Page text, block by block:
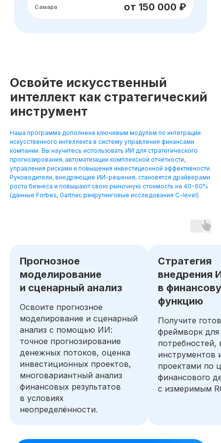
Освойте искусственный
интеллект как стратегический
инструмент
Наша программа дополнена ключевым модулем по интеграции
искусственного интеллекта в систему управления финансами
компании. Вы научитесь использовать ИИ для стратегического
прогнозирования, автоматизации комплексной отчётности,
управления рисками и повышения инвестиционной эффективности.
Руководители, внедряющие ИИ-решения, становятся драйверами
роста бизнеса и повышают свою рыночную стоимость на 40−60%
(данные Forbes, Gartner, рекрутинговые исследования C-level)
Прогнозное
моделирование
и сценарный анализ
Освоите прогнозное
моделирование и сценарный
анализ с помощью ИИ:
точное прогнозирование
денежных потоков, оценка
инвестиционных проектов,
многовариантный анализ
финансовых результатов
в условиях
неопределённости.
Стратегия
внедрения
в
функцию
Получите
фреймворк
потребностей,
инструментов
проектами по
финансового
с измеримым